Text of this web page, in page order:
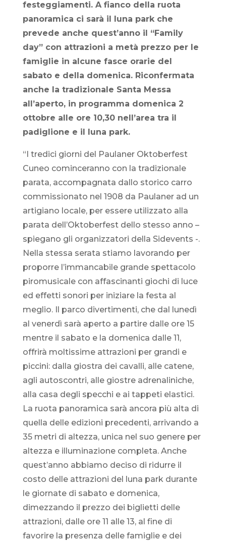
festeggiamenti. A fianco della ruota
panoramica ci sarà il luna park che
prevede anche quest’anno il “Family
day” con attrazioni a metà prezzo per le
famiglie in alcune fasce orarie del
sabato e della domenica. Riconfermata
anche la tradizionale Santa Messa
all’aperto, in programma domenica 2
ottobre alle ore 10,30 nell’area tra il
padiglione e il luna park.
“I tredici giorni del Paulaner Oktoberfest
Cuneo cominceranno con la tradizionale
parata, accompagnata dallo storico carro
commissionato nel 1908 da Paulaner ad un
artigiano locale, per essere utilizzato alla
parata dell’Oktoberfest dello stesso anno –
spiegano gli organizzatori della Sidevents -.
Nella stessa serata stiamo lavorando per
proporre l’immancabile grande spettacolo
piromusicale con affascinanti giochi di luce
ed effetti sonori per iniziare la festa al
meglio. Il parco divertimenti, che dal lunedì
al venerdì sarà aperto a partire dalle ore 15
mentre il sabato e la domenica dalle 11,
offrirà moltissime attrazioni per grandi e
piccini: dalla giostra dei cavalli, alle catene,
agli autoscontri, alle giostre adrenaliniche,
alla casa degli specchi e ai tappeti elastici.
La ruota panoramica sarà ancora più alta di
quella delle edizioni precedenti, arrivando a
35 metri di altezza, unica nel suo genere per
altezza e illuminazione completa. Anche
quest’anno abbiamo deciso di ridurre il
costo delle attrazioni del luna park durante
le giornate di sabato e domenica,
dimezzando il prezzo dei biglietti delle
attrazioni, dalle ore 11 alle 13, al fine di
favorire la presenza delle famiglie e dei